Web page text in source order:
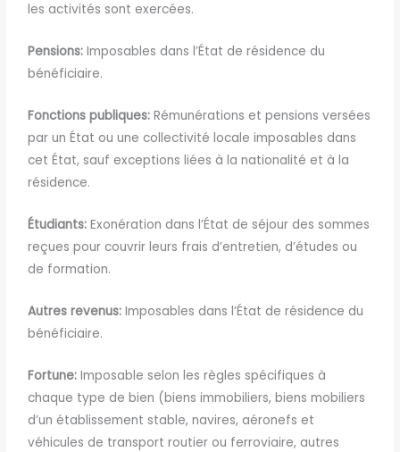
les activités sont exercées.
Pensions: Imposables dans l’État de résidence du
bénéficiaire.
Fonctions publiques: Rémunérations et pensions versées
par un État ou une collectivité locale imposables dans
cet État, sauf exceptions liées à la nationalité et à la
résidence.
Étudiants: Exonération dans l’État de séjour des sommes
reçues pour couvrir leurs frais d’entretien, d’études ou
de formation.
Autres revenus: Imposables dans l’État de résidence du
bénéficiaire.
Fortune: Imposable selon les règles spécifiques à
chaque type de bien (biens immobiliers, biens mobiliers
d’un établissement stable, navires, aéronefs et
véhicules de transport routier ou ferroviaire, autres